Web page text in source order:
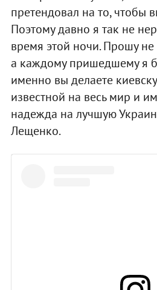
претендовал на то, чтобы
Поэтому давно я так не
время этой ночи. Прошу не
а каждому пришедшему я
именно вы делаете
известной на весь мир и
надежда на лучшую
Лещенко.